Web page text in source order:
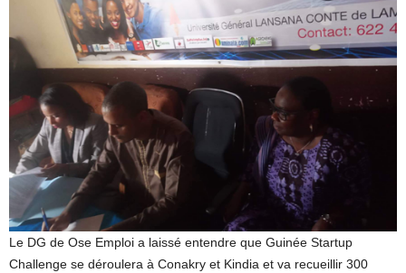
Le DG de Ose Emploi a laissé entendre que Guinée Startup
Challenge se déroulera à Conakry et Kindia et va recueillir 300